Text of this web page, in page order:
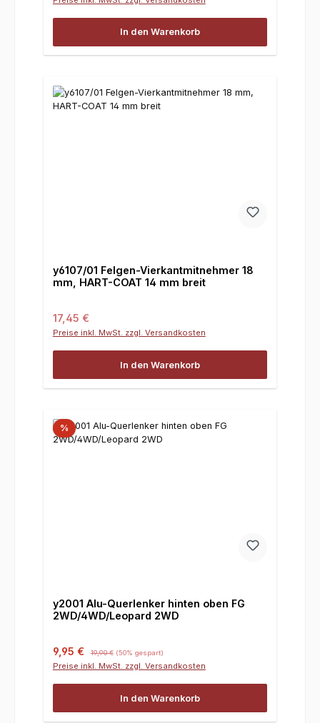
In den Warenkorb
y6107/01 Felgen-Vierkantmitnehmer 18
mm, HART-COAT 14 mm breit
Regulärer Preis:
17,45 €
Preise inkl. MwSt. zzgl. Versandkosten
In den Warenkorb
%
y2001 Alu-Querlenker hinten oben FG
2WD/4WD/Leopard 2WD
Verkaufspreis:
9,95 € Regulärer Preis:
19,90 € (50% gespart)
Preise inkl. MwSt. zzgl. Versandkosten
In den Warenkorb